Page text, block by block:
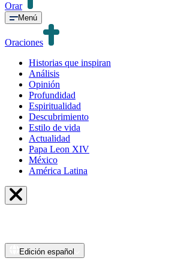
Orar
Menú
Oraciones
Historias que inspiran
Análisis
Opinión
Profundidad
Espiritualidad
Descubrimiento
Estilo de vida
Actualidad
Papa Leon XIV
México
América Latina
Edición español